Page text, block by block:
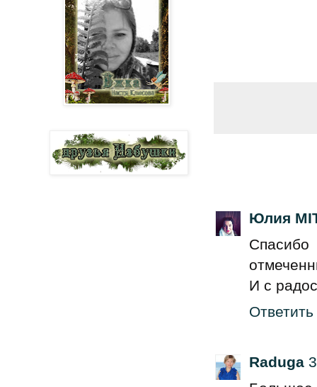
Юлия
И с
Ответить
Raduga